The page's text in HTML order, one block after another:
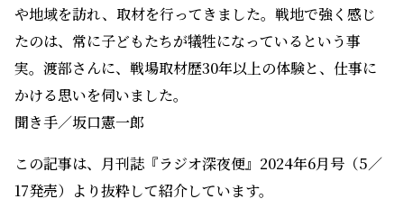
や地域を訪れ、取材を行ってきました。戦地で強く感じ
たのは、常に子どもたちが犠牲になっているという事
実。渡部さんに、戦場取材歴30年以上の体験と、仕事に
かける思いを伺いました。
聞き手／坂口憲一郎
この記事は、月刊誌『ラジオ深夜便』2024年6月号（5／
17発売）より抜粋して紹介しています。